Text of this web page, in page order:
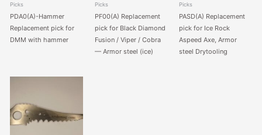
Picks
PDA0(A)-Hammer
Replacement pick for
DMM with hammer
Picks
PF00(A) Replacement
pick for Black Diamond
Fusion / Viper / Cobra
— Armor steel (ice)
Picks
PASD(A) Replacement
pick for Ice Rock
Aspeed Axe, Armor
steel Drytooling